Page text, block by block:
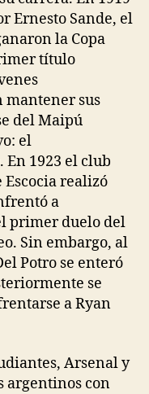
Ernesto Sande, el
la Copa
título
sus
del Maipú
el
1923 el club
realizó
a
primer duelo del
Sin embargo, al
Potro se enteró
se
a Ryan
Arsenal y
argentinos con